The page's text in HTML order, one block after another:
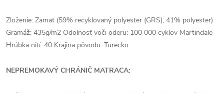
Zloženie: Zamat (59% recyklovaný polyester (GRS), 41% polyester)
Gramáž: 435g/m2 Odolnosť voči oderu: 100 000 cyklov Martindale
Hrúbka nití: 40 Krajina pôvodu: Turecko
NEPREMOKAVÝ CHRÁNIČ MATRACA: